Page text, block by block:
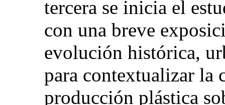
tercera se inicia el
con una breve
evolución histórica,
para contextualizar la
producción plástica